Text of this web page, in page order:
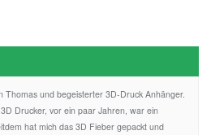
Thomas und begeisterter 3D-Druck Anhänger.
Drucker, vor ein paar Jahren, war ein
hat mich das 3D Fieber gepackt und